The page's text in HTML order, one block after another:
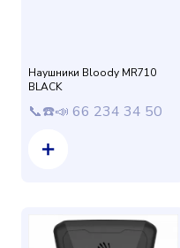
Наушники Bloody MR710
BLACK
📞☎️📣 66 234 34 50